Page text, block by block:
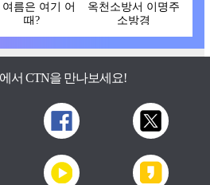
여름은 여기 어
때?
옥천소방서 이명주
소방경
서 CTN을 만나보세요!